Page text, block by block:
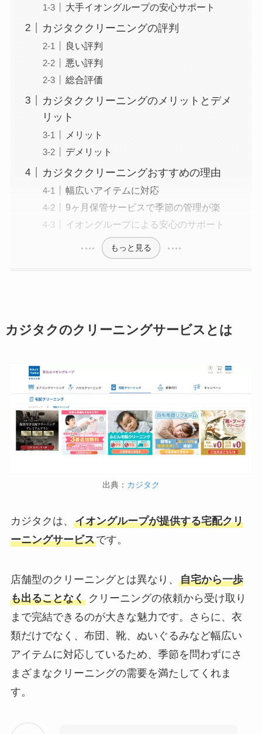
大手イオングループの安心サポート
カジタククリーニングの評判
良い評判
悪い評判
総合評価
カジタククリーニングのメリットとデメ
リット
メリット
デメリット
カジタククリーニングおすすめの理由
幅広いアイテムに対応
9ヶ月保管サービスで季節の管理が楽
イオングループによる安心のサポート
もっと見る
カジタクのクリーニングサービスとは
出典： カジタク
カジタクは、 イオングループが提供する宅配クリ
ーニングサービスです。
店舗型のクリーニングとは異なり、 自宅から一歩
も出ることなくクリーニングの依頼から受け取り
まで完結できるのが大きな魅力です。さらに、衣
類だけでなく、布団、靴、ぬいぐるみなど幅広い
アイテムに対応しているため、季節を問わずにさ
まざまなクリーニングの需要を満たしてくれま
す。